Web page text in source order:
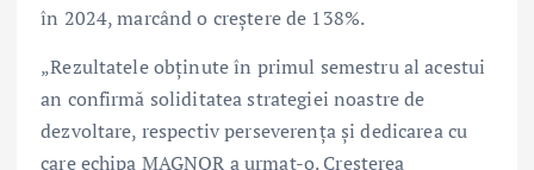
în 2024, marcând o creștere de 138%.
„Rezultatele obținute în primul semestru al acestui
an confirmă soliditatea strategiei noastre de
dezvoltare, respectiv perseverența și dedicarea cu
care echipa MAGNOR a urmat-o. Creșterea